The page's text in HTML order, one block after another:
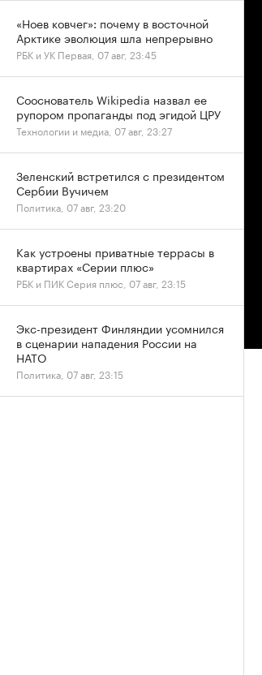
«Ноев ковчег»: почему в восточной
Арктике эволюция шла непрерывно
РБК и УК Первая, 07 авг, 23:45
Сооснователь Wikipedia назвал ее
рупором пропаганды под эгидой ЦРУ
Технологии и медиа, 07 авг, 23:27
Зеленский встретился с президентом
Сербии Вучичем
Политика, 07 авг, 23:20
Как устроены приватные террасы в
квартирах «Серии плюс»
РБК и ПИК Серия плюс, 07 авг, 23:15
Экс-президент Финляндии усомнился
в сценарии нападения России на
НАТО
Политика, 07 авг, 23:15